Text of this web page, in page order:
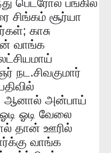
பெட்ரோல் பங்கில்
சிங்கம் சூர்யா
; காசு
வாங்க
நட .சிவகுமார்
ஆனால் அன்பாய்
ஓடி ஓடி வேலை
தான் ஊரில்
வாங்க